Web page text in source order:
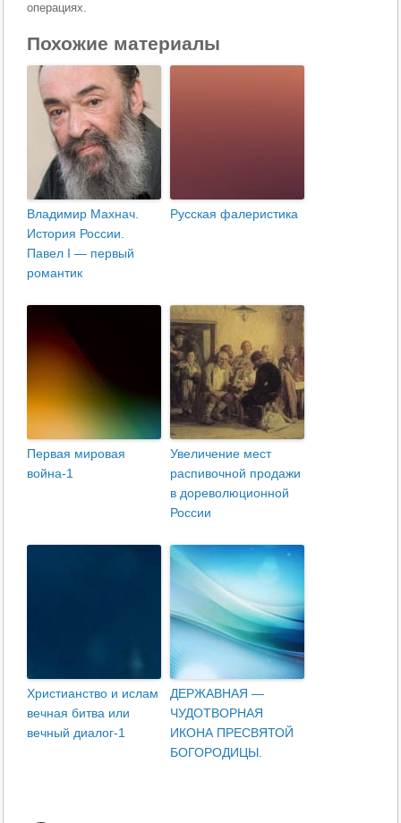
операциях.
Похожие материалы
Владимир Махнач.
История России.
Павел I — первый
романтик
Русская фалеристика
Первая мировая
война-1
Увеличение мест
распивочной продажи
в дореволюционной
России
Христианство и ислам
вечная битва или
вечный диалог-1
ДЕРЖАВНАЯ —
ЧУДОТВОРНАЯ
ИКОНА ПРЕСВЯТОЙ
БОГОРОДИЦЫ.